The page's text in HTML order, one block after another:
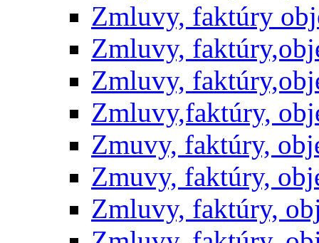
Zmluvy, faktúry
Zmluvy,
Zmluvy,
Zmluvy,faktúry,
Zmuvy, faktúry,
Zmuvy, faktúry,
Zmluvy, faktúry,